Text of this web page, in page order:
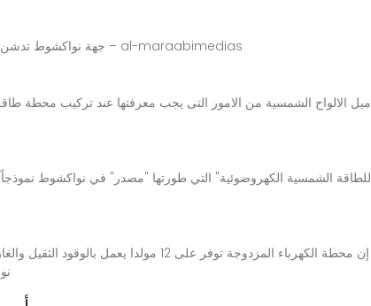
جهة نواكشوط تدشن مشروعا لإنارة الأحياء الطرفية للعاصمة باستخدام الطاقة الشمسية – المرابع ميديا – al-maraabimedias
ميل الالواح الشمسية من الامور التى يجب معرفتها عند تركيب محطة